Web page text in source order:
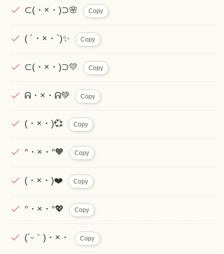
⊂(・×・)⊃🌸 Copy
( ´・×・`)✨ Copy
⊂(・×・)⊃💛 Copy
ᕱ・×・ᕱ💚 Copy
(・×・)💞 Copy
ᐢ・×・ᐢ🧡 Copy
(・×・)❤️ Copy
ᐢ・×・ᐢ💖 Copy
(´ᵕ｀)・×・ Copy